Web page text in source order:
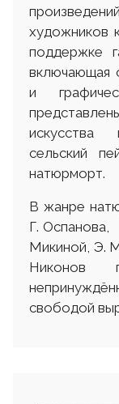
художников
поддержке
включающая
и
искусства
сельский
натюрморт.
В жанре
Г.
Микиной, Э.
Никонов
свободой